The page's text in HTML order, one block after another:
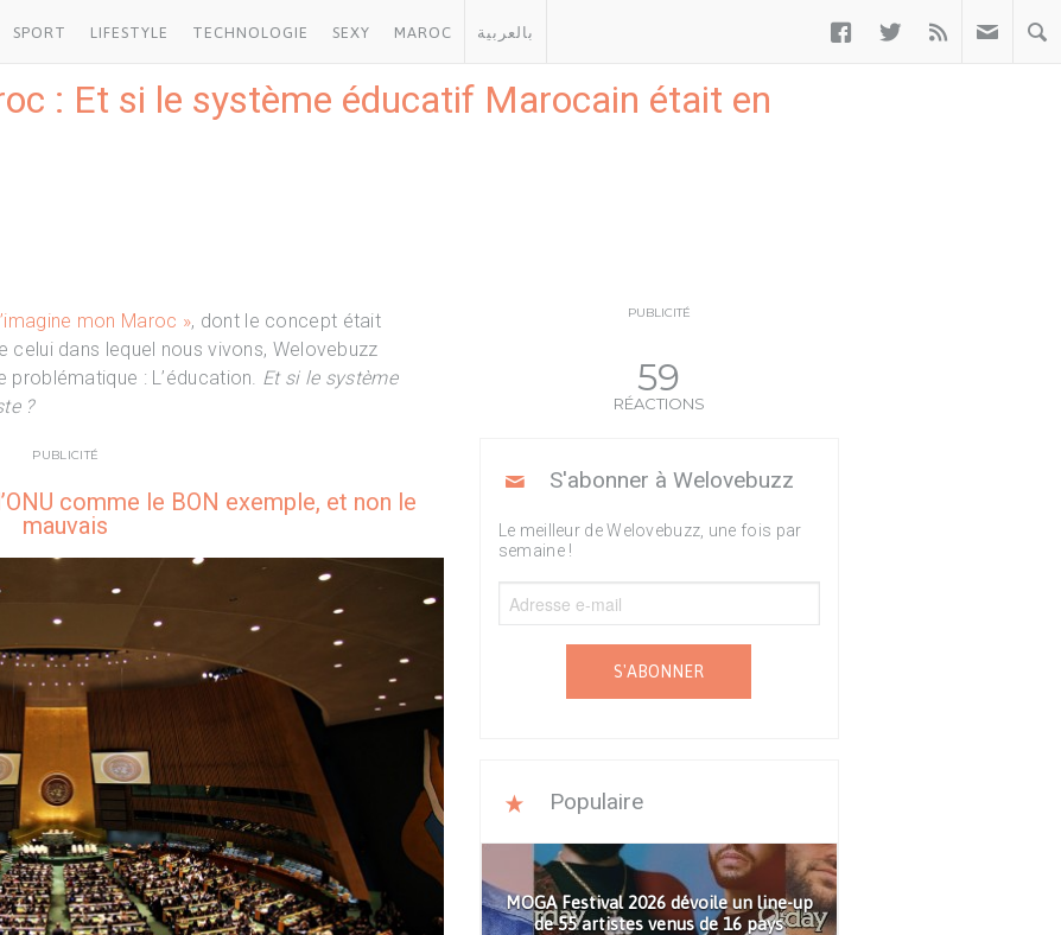
SPORT LIFESTYLE TECHNOLOGIE SEXY MAROC بالعربية   
: Et si le système éducatif Marocain était en
mon Maroc », dont le concept était
celui dans lequel nous vivons, Welovebuzz
problématique : L’éducation. Et si le système
?
PUBLICITÉ
comme le BON exemple, et non le
mauvais
PUBLICITÉ
59
RÉACTIONS
S'abonner à Welovebuzz
Le meilleur de Welovebuzz, une fois par
semaine !
S'ABONNER
Populaire
MOGA Festival 2026 dévoile un line-up
de 55 artistes venus de 16 pays